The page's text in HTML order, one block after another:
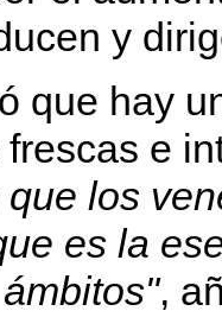
y
que hay
e
los
es la
,